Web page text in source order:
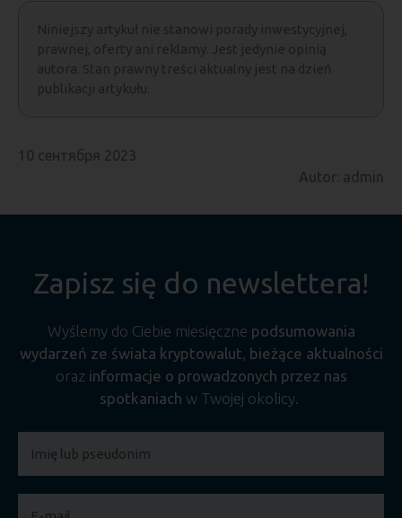
Niniejszy artykuł nie stanowi porady inwestycyjnej,
prawnej, oferty ani reklamy. Jest jedynie opinią
autora. Stan prawny treści aktualny jest na dzień
publikacji artykułu.
10 сентября 2023
Autor: admin
Zapisz się do newslettera!
Wyślemy do Ciebie miesięczne podsumowania
wydarzeń ze świata kryptowalut bieżące aktualności
oraz informacje o prowadzonych przez nas
spotkaniach w Twojej okolicy.